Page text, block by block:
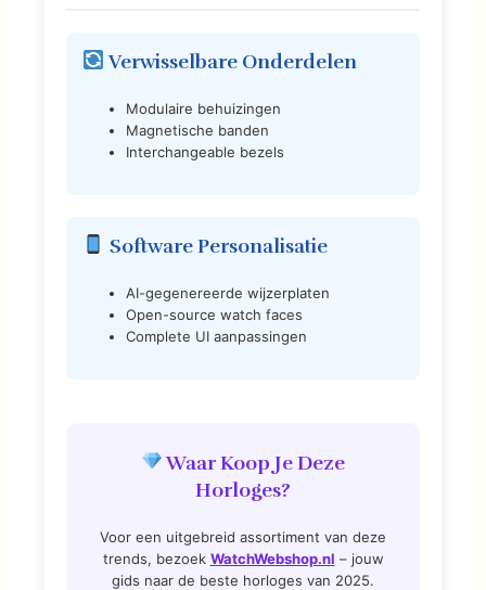
Verwisselbare Onderdelen
Modulaire behuizingen
Magnetische banden
Interchangeable bezels
Software Personalisatie
AI-gegenereerde wijzerplaten
Open-source watch faces
Complete UI aanpassingen
Waar Koop Je Deze
Horloges?
Voor een uitgebreid assortiment van deze
trends, bezoek WatchWebshop.nl – jouw
gids naar de beste horloges van 2025.